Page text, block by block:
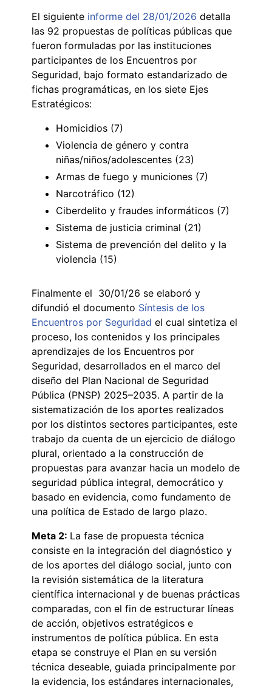
El siguiente informe del 28/01/2026 detalla
las 92 propuestas de políticas públicas que
fueron formuladas por las instituciones
participantes de los Encuentros por
Seguridad, bajo formato estandarizado de
fichas programáticas, en los siete Ejes
Estratégicos:
Homicidios (7)
Violencia de género y contra
niñas/niños/adolescentes (23)
Armas de fuego y municiones (7)
Narcotráfico (12)
Ciberdelito y fraudes informáticos (7)
Sistema de justicia criminal (21)
Sistema de prevención del delito y la
violencia (15)
Finalmente el 30/01/26 se elaboró y
difundió el documento Síntesis de los
Encuentros por Seguridad el cual sintetiza el
proceso, los contenidos y los principales
aprendizajes de los Encuentros por
Seguridad, desarrollados en el marco del
diseño del Plan Nacional de Seguridad
Pública (PNSP) 2025–2035. A partir de la
sistematización de los aportes realizados
por los distintos sectores participantes, este
trabajo da cuenta de un ejercicio de diálogo
plural, orientado a la construcción de
propuestas para avanzar hacia un modelo de
seguridad pública integral, democrático y
basado en evidencia, como fundamento de
una política de Estado de largo plazo.
Meta 2: La fase de propuesta técnica
consiste en la integración del diagnóstico y
de los aportes del diálogo social, junto con
la revisión sistemática de la literatura
científica internacional y de buenas prácticas
comparadas, con el fin de estructurar líneas
de acción, objetivos estratégicos e
instrumentos de política pública. En esta
etapa se construye el Plan en su versión
técnica deseable, guiada principalmente por
la evidencia, los estándares internacionales,